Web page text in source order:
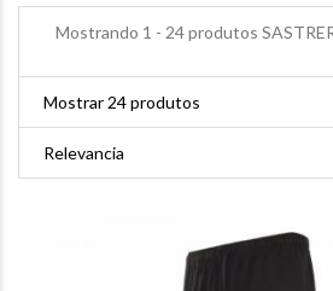
Mostrando 1 - 24 produtos